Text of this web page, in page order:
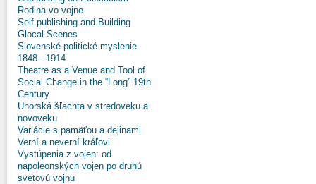
Rodina vo vojne
Self-publishing and Building
Glocal Scenes
Slovenské politické myslenie
1848 - 1914
Theatre as a Venue and Tool of
Social Change in the “Long” 19th
Century
Uhorská šľachta v stredoveku a
novoveku
Variácie s pamäťou a dejinami
Verní a neverní kráľovi
Vystúpenia z vojen: od
napoleonských vojen po druhú
svetovú vojnu